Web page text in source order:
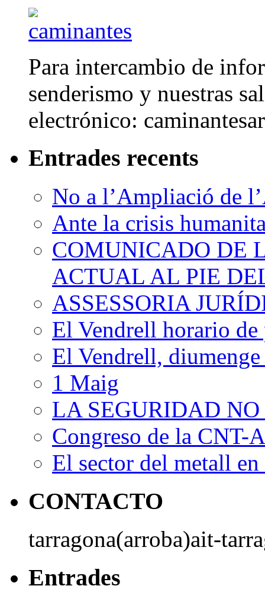
Para intercambio de
senderismo y nuestras
electrónico:
Entrades recents
No a l’Ampliació de
Ante la crisis
COMUNICADO DE
ACTUAL AL PIE
ASSESSORIA
El Vendrell horario de
El Vendrell,
1 Maig
LA SEGURIDAD
Congreso de la
El sector del metall
CONTACTO
tarragona(arroba)ait-
Entrades